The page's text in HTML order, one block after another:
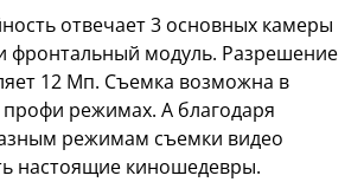
отвечает 3 основных камеры
фронтальный модуль. Разрешение
12 Мп. Съемка возможна в
режимах. А благодаря
режимам съемки видео
настоящие киношедевры.